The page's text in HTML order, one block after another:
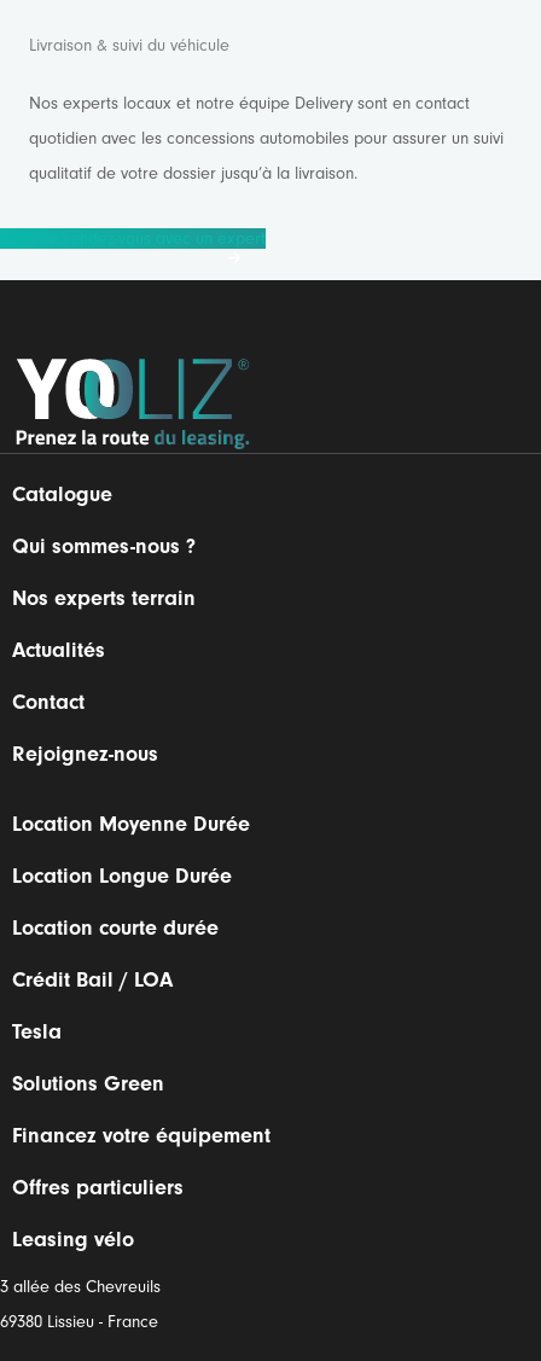
Livraison & suivi du véhicule
Nos experts locaux et notre équipe Delivery sont en contact
quotidien avec les concessions automobiles pour assurer un suivi
qualitatif de votre dossier jusqu’à la livraison.
Prendre rendez-vous avec un expert
Catalogue
Qui sommes-nous ?
Nos experts terrain
Actualités
Contact
Rejoignez-nous
Location Moyenne Durée
Location Longue Durée
Location courte durée
Crédit Bail / LOA
Tesla
Solutions Green
Financez votre équipement
Offres particuliers
Leasing vélo
3 allée des Chevreuils
69380 Lissieu - France